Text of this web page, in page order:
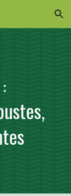
Skip to navigation